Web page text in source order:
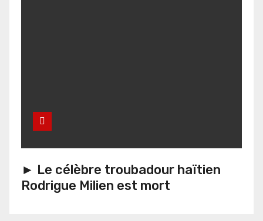
► Le célèbre troubadour haïtien
Rodrigue Milien est mort